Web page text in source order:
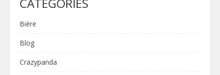
CATÉGORIES
Bière
Blog
Crazypanda